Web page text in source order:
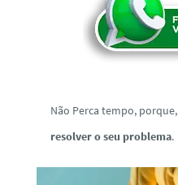
Não Perca tempo, porque,
resolver o seu problema.